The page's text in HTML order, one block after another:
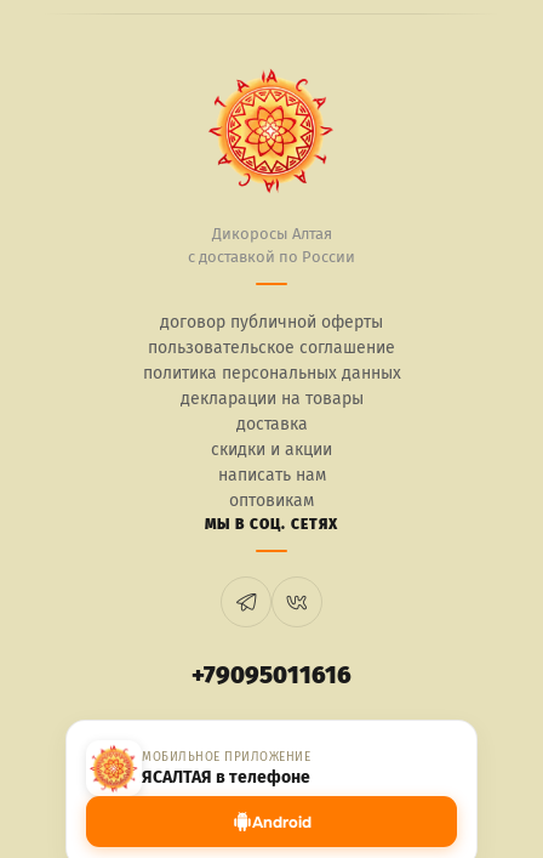
Дикоросы Алтая
с доставкой по России
договор публичной оферты
пользовательское соглашение
политика персональных данных
декларации на товары
доставка
скидки и акции
написать нам
оптовикам
МЫ В СОЦ. СЕТЯХ
+79095011616
МОБИЛЬНОЕ ПРИЛОЖЕНИЕ
ЯСАЛТАЯ в телефоне
Android